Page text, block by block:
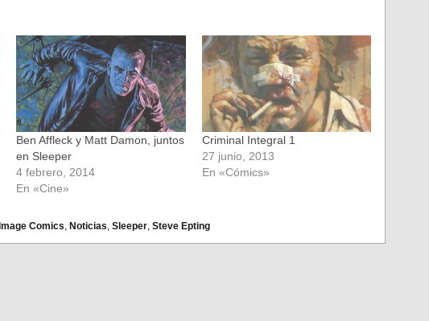
Ben Affleck y Matt Damon, juntos
en Sleeper
4 febrero, 2014
En «Cine»
Criminal Integral 1
27 junio, 2013
En «Cómics»
Image Comics, Noticias, Sleeper, Steve Epting